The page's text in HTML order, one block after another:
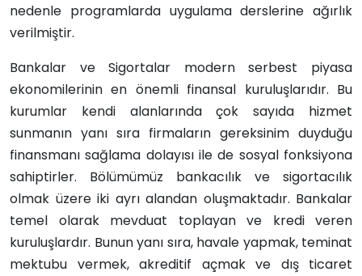
nedenle programlarda uygulama derslerine ağırlık
verilmiştir.
Bankalar ve Sigortalar modern serbest piyasa
ekonomilerinin en önemli finansal kuruluşlarıdır. Bu
kurumlar kendi alanlarında çok sayıda hizmet
sunmanın yanı sıra firmaların gereksinim duyduğu
finansmanı sağlama dolayısı ile de sosyal fonksiyona
sahiptirler. Bölümümüz bankacılık ve sigortacılık
olmak üzere iki ayrı alandan oluşmaktadır. Bankalar
temel olarak mevduat toplayan ve kredi veren
kuruluşlardır. Bunun yanı sıra, havale yapmak, teminat
mektubu vermek, akreditif açmak ve dış ticaret